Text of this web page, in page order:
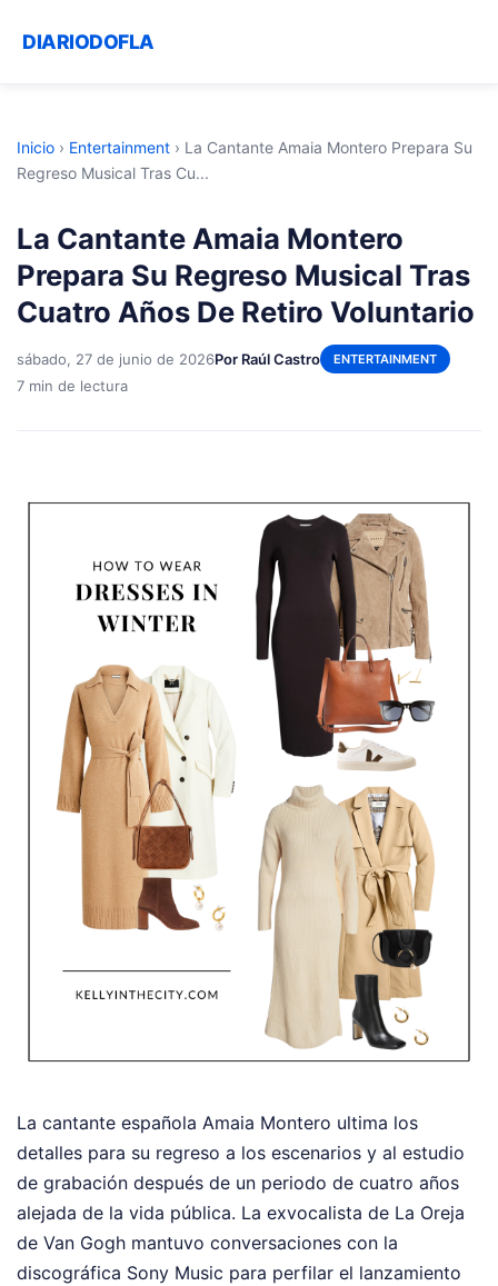
DIARIODOFLA
Inicio › Entertainment › La Cantante Amaia Montero Prepara Su
Regreso Musical Tras Cu...
La Cantante Amaia Montero
Prepara Su Regreso Musical Tras
Cuatro Años De Retiro Voluntario
sábado, 27 de junio de 2026Por Raúl Castro ENTERTAINMENT
7 min de lectura
La cantante española Amaia Montero ultima los
detalles para su regreso a los escenarios y al estudio
de grabación después de un periodo de cuatro años
alejada de la vida pública. La exvocalista de La Oreja
de Van Gogh mantuvo conversaciones con la
discográfica Sony Music para perfilar el lanzamiento